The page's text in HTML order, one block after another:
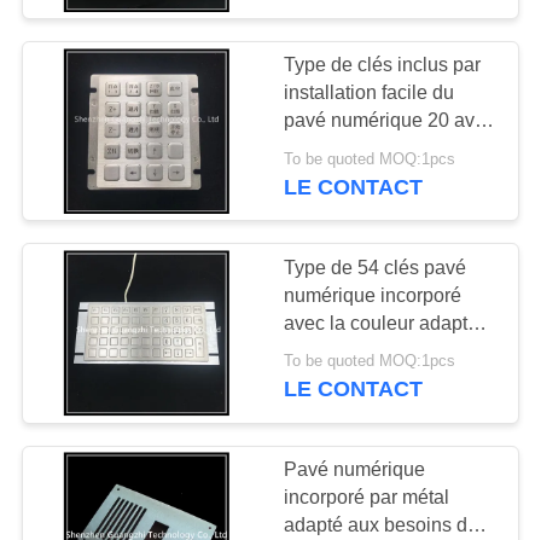
PLAN
SITE
PRIVACY
POLICY
Type de clés inclus par
installation facile du
pavé numérique 20 avec
l'interface d'Usb
To be quoted MOQ:1pcs
LE CONTACT
Type de 54 clés pavé
numérique incorporé
avec la couleur adaptée
aux besoins du client de
police de bouton
To be quoted MOQ:1pcs
LE CONTACT
Pavé numérique
incorporé par métal
adapté aux besoins du